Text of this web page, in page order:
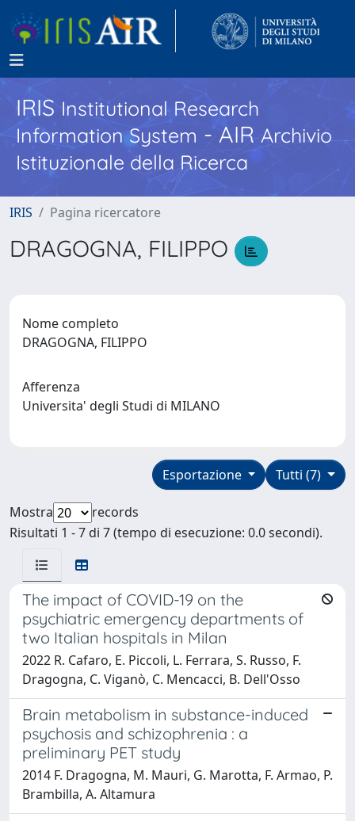
IRISInstitutional Research
Information System - AIR Archivio
Istituzionale della Ricerca
IRIS Pagina ricercatore
DRAGOGNA, FILIPPO
Nome completo
DRAGOGNA, FILIPPO
Afferenza
Universita' degli Studi di MILANO
Tutti (7)
Esportazione
Mostra
records
Risultati 1 - 7 di 7 (tempo di esecuzione: 0.0 secondi).
The impact of COVID-19 on the
psychiatric emergency departments of
two Italian hospitals in Milan
2022 R. Cafaro, E. Piccoli, L. Ferrara, S. Russo, F.
Dragogna, C. Viganò, C. Mencacci, B. Dell'Osso
Brain metabolism in substance-induced
psychosis and schizophrenia : a
preliminary PET study
2014 F. Dragogna, M. Mauri, G. Marotta, F. Armao, P.
Brambilla, A. Altamura